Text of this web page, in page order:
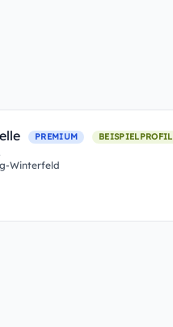
PREMIUM BEISPIELPROFIL
Winterfeld